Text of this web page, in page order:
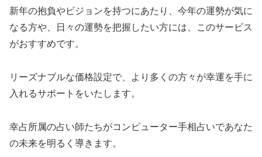
新年の抱負やビジョンを持つにあたり、今年の運勢が気に
なる方や、日々の運勢を把握したい方には、このサービス
がおすすめです。
リーズナブルな価格設定で、より多くの方々が幸運を手に
入れるサポートをいたします。
幸占所属の占い師たちがコンピューター手相占いであなた
の未来を明るく導きます。